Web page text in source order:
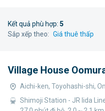
Kết quả phù hợp: 5
Sắp xếp theo:
Village House
Aichi-ken, Toyohashi-shi,
Shimoji Station - JR Iida